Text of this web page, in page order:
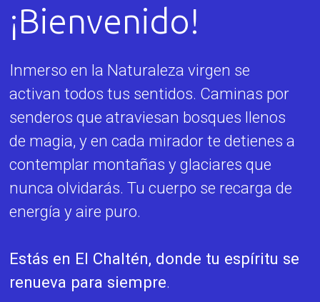
¡Bienvenido!
Inmerso en la Naturaleza virgen se
activan todos tus sentidos. Caminas por
senderos que atraviesan bosques llenos
de magia, y en cada mirador te detienes a
contemplar montañas y glaciares que
nunca olvidarás. Tu cuerpo se recarga de
energía y aire puro.
Estás en El Chaltén, donde tu espíritu se
renueva para siempre.